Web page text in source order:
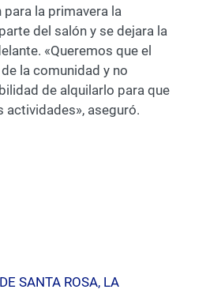
la primavera la
del salón y se dejara la
«Queremos que el
la comunidad y no
de alquilarlo para que
actividades», aseguró.
SANTA ROSA, LA